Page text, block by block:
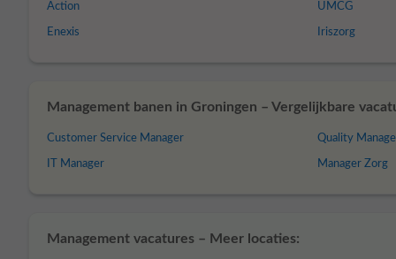
Action
Enexis
UMCG
Iriszorg
Management banen in Groningen – Vergelijkbare
Customer Service Manager
IT Manager
Quality
Manager Zorg
Management vacatures – Meer locaties: